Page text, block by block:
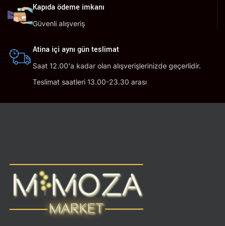
Kapıda ödeme imkanı
Güvenli alışveriş
Atina içi aynı gün teslimat
Saat 12.00'a kadar olan alışverişlerinizde geçerlidir.
Teslimat saatleri 13.00-23.30 arası